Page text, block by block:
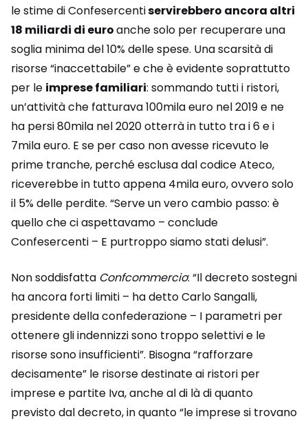
le stime di Confesercentiservirebbero ancora altri
18 miliardi di euroanche solo per recuperare una
soglia minima del 10% delle spese. Una scarsità di
risorse “inaccettabile” e che è evidente soprattutto
per le imprese familiari: sommando tutti i ristori,
un’attività che fatturava 100mila euro nel 2019 e ne
ha persi 80mila nel 2020 otterrà in tutto tra i 6 e i
7mila euro. E se per caso non avesse ricevuto le
prime tranche, perché esclusa dal codice Ateco,
riceverebbe in tutto appena 4mila euro, ovvero solo
il 5% delle perdite. “Serve un vero cambio passo: è
quello che ci aspettavamo – conclude
Confesercenti – E purtroppo siamo stati delusi”.
Non soddisfatta Confcommercio: “Il decreto sostegni
ha ancora forti limiti – ha detto Carlo Sangalli,
presidente della confederazione – I parametri per
ottenere gli indennizzi sono troppo selettivi e le
risorse sono insufficienti”. Bisogna “rafforzare
decisamente” le risorse destinate ai ristori per
imprese e partite Iva, anche al di là di quanto
previsto dal decreto, in quanto “le imprese si trovano